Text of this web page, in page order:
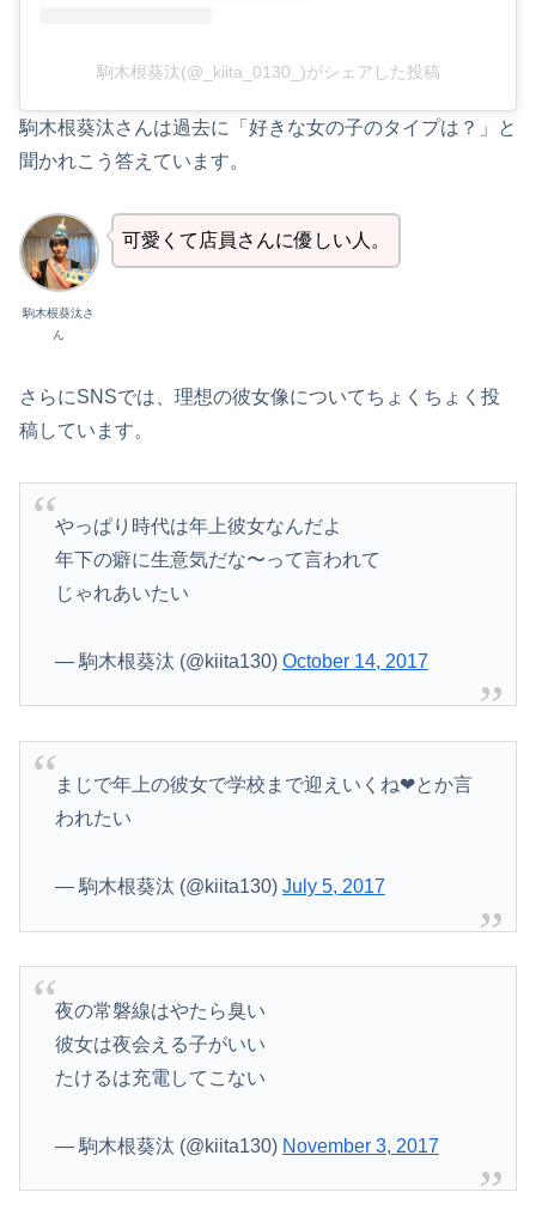
駒木根葵汰(@_kiita_0130_)がシェアした投稿
駒木根葵汰さんは過去に「好きな女の子のタイプは？」と
聞かれこう答えています。
駒木根葵汰さ
ん
可愛くて店員さんに優しい人。
さらにSNSでは、理想の彼女像についてちょくちょく投
稿しています。
やっぱり時代は年上彼女なんだよ
年下の癖に生意気だな〜って言われて
じゃれあいたい
— 駒木根葵汰 (@kiita130) October 14, 2017
まじで年上の彼女で学校まで迎えいくね❤とか言
われたい
— 駒木根葵汰 (@kiita130) July 5, 2017
夜の常磐線はやたら臭い
彼女は夜会える子がいい
たけるは充電してこない
— 駒木根葵汰 (@kiita130) November 3, 2017